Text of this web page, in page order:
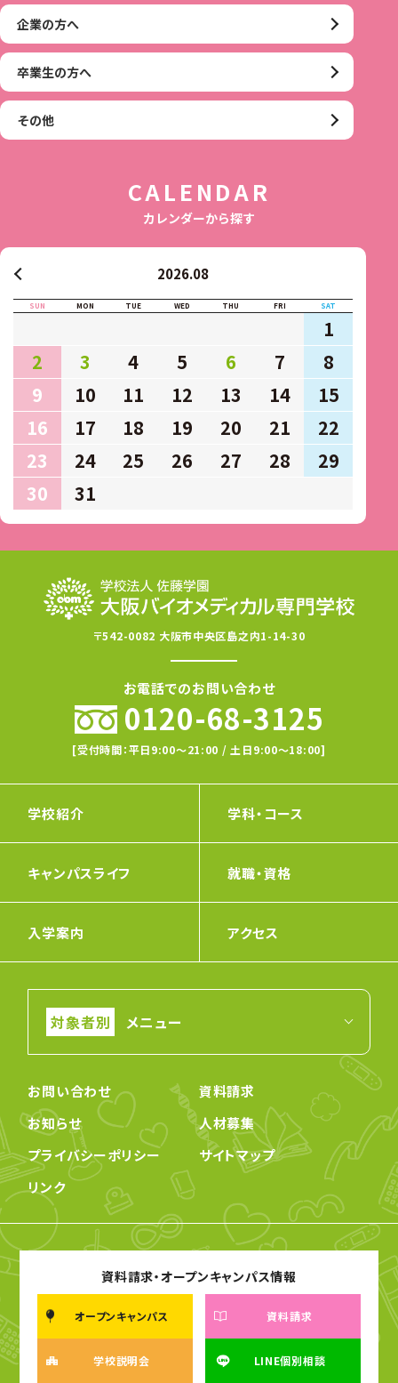
企業の方へ
卒業生の方へ
その他
CALENDAR
カレンダーから探す
2026.08
SUN MON TUE WED THU FRI SAT
1
2
3 4 5 6 7
8
9
10 11 12 13 14
15
16
17 18 19 20 21
22
23
24 25 26 27 28
29
30
31
〒542-0082 大阪市中央区島之内1-14-30
お電話でのお問い合わせ
0120-68-3125
[受付時間：平日9:00〜21:00 / 土日9:00〜18:00]
学校紹介 学科・コース
キャンパスライフ 就職・資格
入学案内 アクセス
メニュー
お問い合わせ
資料請求
お知らせ
人材募集
プライバシーポリシー
サイトマップ
リンク
資料請求・オープンキャンパス情報
オープンキャンパス 資料請求
学校説明会 LINE個別相談